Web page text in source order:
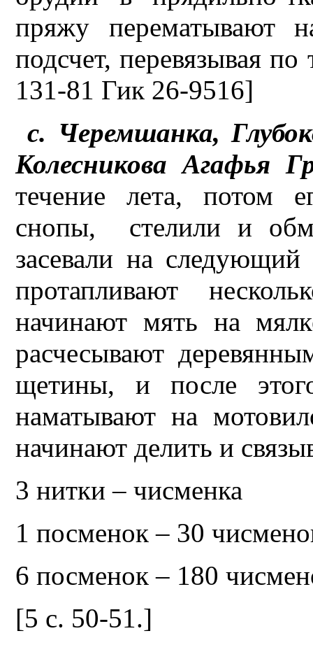
пряжу перематывают
подсчет, перевязывая
131-81 Гик 26-9516]
с. Черемшанка,
Колесникова Агафья
течение лета, потом
снопы, стелили и
засевали на
протапливают
начинают мять на
расчесывают
щетины, и после
наматывают на
начинают делить и
3 нитки – чисменка
1 посменок – 30
6 посменок – 180
[5 с. 50-51.]